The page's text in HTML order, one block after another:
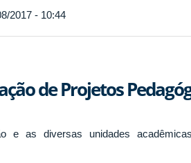
2017 - 10:44
de Projetos
e as diversas unidades